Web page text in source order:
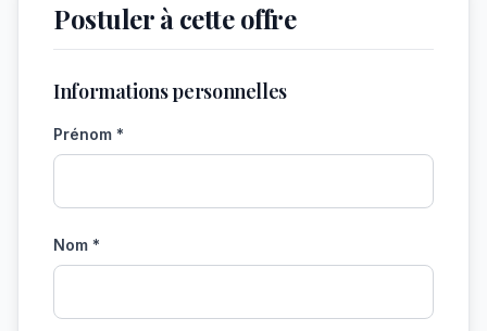
Postuler à cette offre
Informations personnelles
Prénom *
Nom *